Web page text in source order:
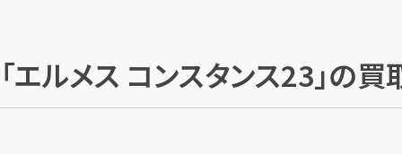
「エルメス コンスタンス23」の